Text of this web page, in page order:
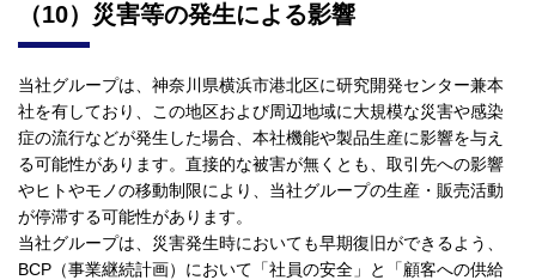
（10）災害等の発生による影響
当社グループは、神奈川県横浜市港北区に研究開発センター兼本
社を有しており、この地区および周辺地域に大規模な災害や感染
症の流行などが発生した場合、本社機能や製品生産に影響を与え
る可能性があります。直接的な被害が無くとも、取引先への影響
やヒトやモノの移動制限により、当社グループの生産・販売活動
が停滞する可能性があります。
当社グループは、災害発生時においても早期復旧ができるよう、
BCP（事業継続計画）において「社員の安全」と「顧客への供給